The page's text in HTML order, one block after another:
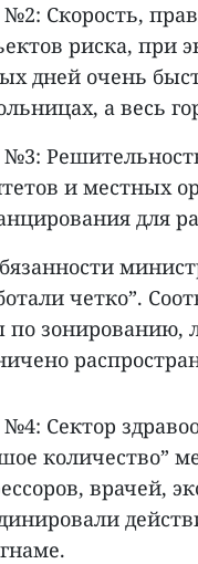
Скорость,
риска, при
дней очень
а весь
и местных
для
четко”.
по зонированию,
Сектор
количество”
врачей,